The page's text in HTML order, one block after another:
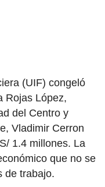
(UIF) congeló
Rojas López,
del Centro y
Vladimir Cerron
1.4 millones. La
que no se
de trabajo.